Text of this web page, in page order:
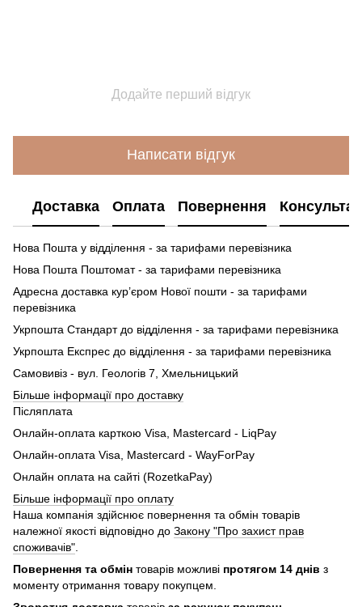
Додайте перший відгук
Написати відгук
Доставка Оплата Повернення
Нова Пошта у відділення - за тарифами перевізника
Нова Пошта Поштомат - за тарифами перевізника
Адресна доставка кур’єром Нової пошти - за тарифами
перевізника
Укрпошта Стандарт до відділення - за тарифами перевізника
Укрпошта Експрес до відділення - за тарифами перевізника
Самовивіз - вул. Геологів 7, Хмельницький
Більше інформації про доставку
Післяплата
Онлайн-оплата карткою Visa, Mastercard - LiqPay
Онлайн-оплата Visa, Mastercard - WayForPay
Онлайн оплата на сайті (RozetkaPay)
Більше інформації про оплату
Наша компанія здійснює повернення та обмін товарів
належної якості відповідно до Закону "Про захист прав
споживачів"
Повернення та обмін товарів можливі протягом 14 днів з
моменту отримання товару покупцем.